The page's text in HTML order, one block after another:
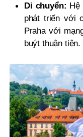
Di chuyển: Hệ
phát triển với
Praha với
buýt thuận tiện.